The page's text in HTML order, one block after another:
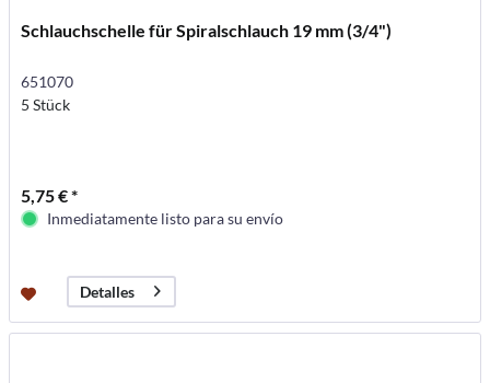
Schlauchschelle für Spiralschlauch 19 mm (3/4")
651070
5 Stück
5,75 € *
Inmediatamente listo para su envío
Detalles